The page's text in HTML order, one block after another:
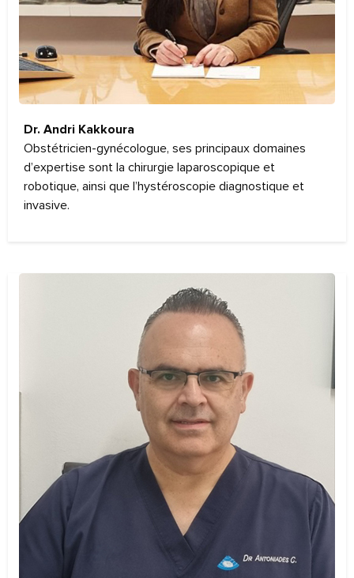
Dr. Andri Kakkoura
Obstétricien-gynécologue, ses principaux domaines
d’expertise sont la chirurgie laparoscopique et
robotique, ainsi que l’hystéroscopie diagnostique et
invasive.